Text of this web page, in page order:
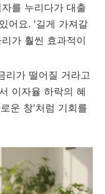
를 누리다가 대출
어요. '길게 가져갈
가 훨씬 효과적이
리가 떨어질 거라고
이자율 하락의 혜
운 창'처럼 기회를